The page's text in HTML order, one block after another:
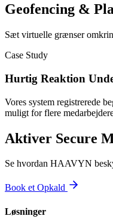
Geofencing &
Sæt virtuelle grænser
Case Study
Hurtig Reaktion
Vores system registrerede
muligt for flere
Aktiver Secure
Se hvordan HAAVYN
Book et Opkald
Løsninger